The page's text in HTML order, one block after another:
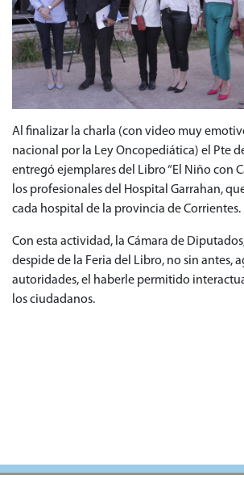
Al finalizar la charla (con video muy
nacional por la Ley Oncopediática) el Pte
entregó ejemplares del Libro “El Niño con
los profesionales del Hospital Garrahan,
cada hospital de la provincia de Corrientes.
Con esta actividad, la Cámara de
despide de la Feria del Libro, no sin antes,
autoridades, el haberle permitido
los ciudadanos.